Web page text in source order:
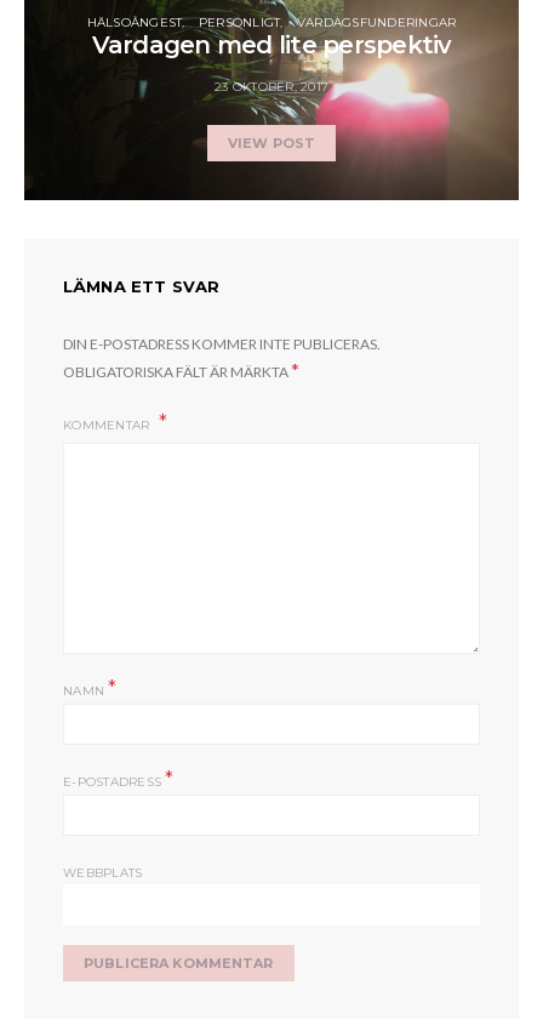
HÄLSOÅNGEST PERSONLIGT VARDAGSFUNDERINGAR
Vardagen med lite perspektiv
23 OKTOBER, 2017
VIEW POST
LÄMNA ETT SVAR
DIN E-POSTADRESS KOMMER INTE PUBLICERAS.
OBLIGATORISKA FÄLT ÄR MÄRKTA*
KOMMENTAR
NAMN*
E-POSTADRESS*
WEBBPLATS